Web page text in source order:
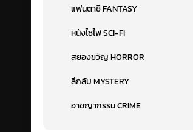
แฟนตาซี FANTASY
หนังไซไฟ SCI-FI
สยองขวัญ HORROR
ลึกลับ MYSTERY
อาชญากรรม CRIME